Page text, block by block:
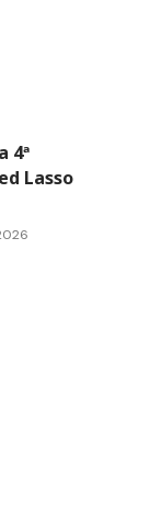
4ª
Lasso